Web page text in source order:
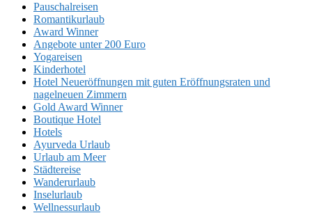
Pauschalreisen
Romantikurlaub
Award Winner
Angebote unter 200 Euro
Yogareisen
Kinderhotel
Hotel Neueröffnungen mit guten Eröffnungsraten und
nagelneuen Zimmern
Gold Award Winner
Boutique Hotel
Hotels
Ayurveda Urlaub
Urlaub am Meer
Städtereise
Wanderurlaub
Inselurlaub
Wellnessurlaub